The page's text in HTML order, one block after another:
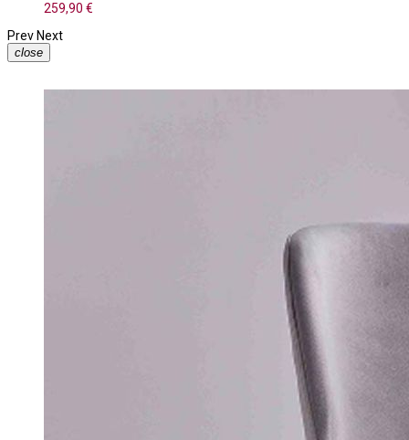
259,90 €
Prev Next
close